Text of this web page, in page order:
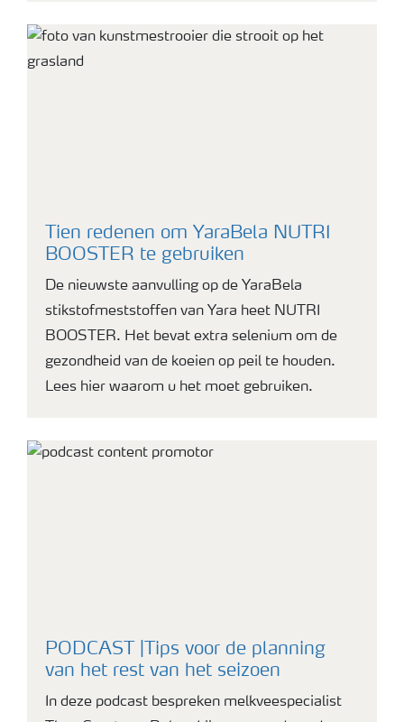
Tien redenen om YaraBela NUTRI
BOOSTER te gebruiken
De nieuwste aanvulling op de YaraBela
stikstofmeststoffen van Yara heet NUTRI
BOOSTER. Het bevat extra selenium om de
gezondheid van de koeien op peil te houden.
Lees hier waarom u het moet gebruiken.
PODCAST |Tips voor de planning
van het rest van het seizoen
In deze podcast bespreken melkveespecialist